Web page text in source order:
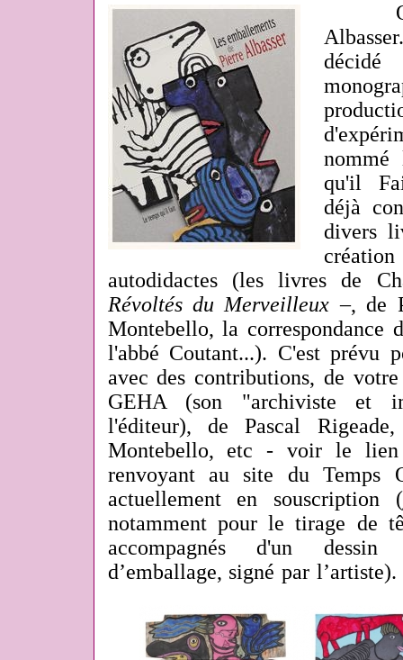
qu'il
déjà
divers
autodidactes (les livres de
Révoltés du Merveilleux –, de
Montebello, la correspondance
l'abbé Coutant...). C'est prévu
avec des contributions, de
GEHA (son "archiviste et
l'éditeur), de Pascal
Montebello, etc - voir le lien
renvoyant au site du
actuellement en souscription
notamment pour le tirage de
accompagnés d'un
d’emballage, signé par